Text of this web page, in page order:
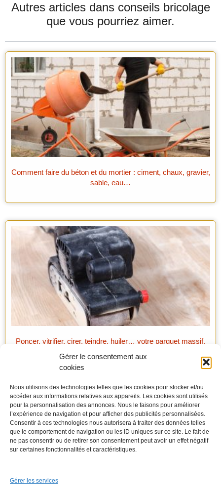
Gérer le consentement aux
cookies
Nous utilisons des technologies telles que les cookies pour stocker et/ou
accéder aux informations relatives aux appareils. Les cookies sont utilisés
pour la personnalisation des annonces. Nous le faisons pour améliorer
l’expérience de navigation et pour afficher des publicités personnalisées.
Consentir à ces technologies nous autorisera à traiter des données telles
que le comportement de navigation ou les ID uniques sur ce site. Le fait de
ne pas consentir ou de retirer son consentement peut avoir un effet négatif
sur certaines fonctionnalités et caractéristiques.
Gérer les services
Autres articles dans conseils bricolage
que vous pourriez aimer.
Comment faire du béton et du mortier : ciment, chaux, gravier,
sable, eau…
Poncer, vitrifier, cirer, teindre, huiler… votre parquet massif.